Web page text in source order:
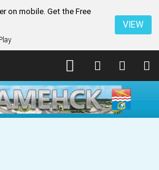
on mobile. Get the Free
VIEW